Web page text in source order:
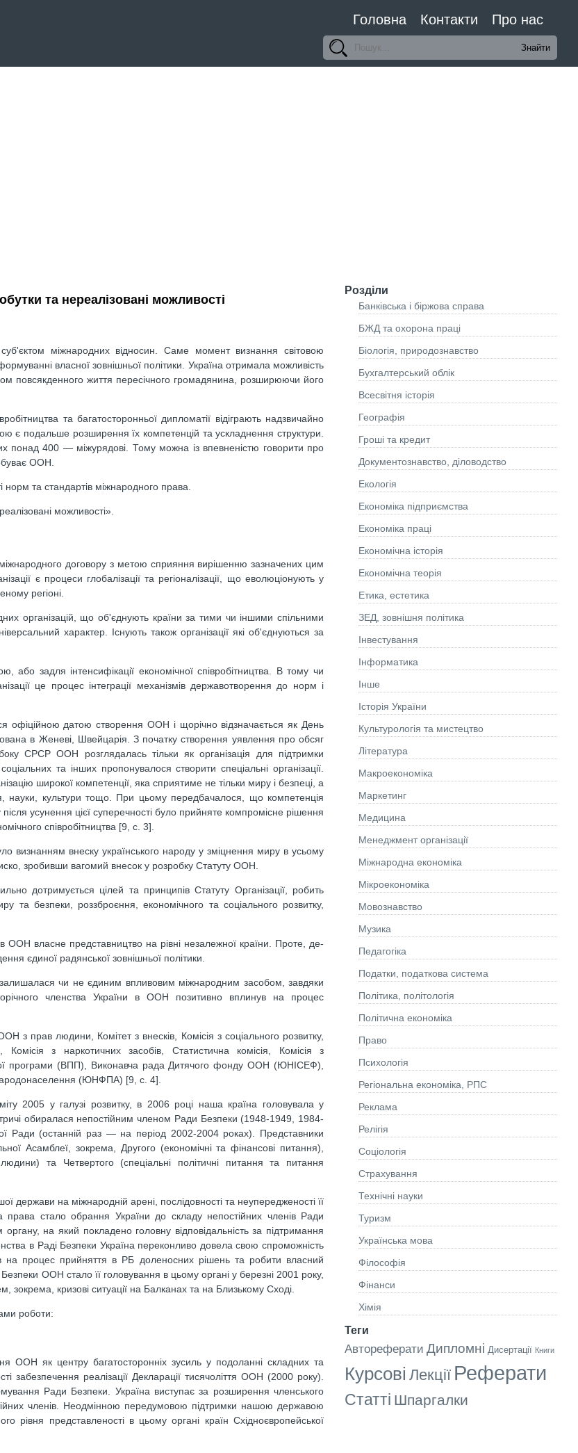
Головна Контакти Про нас
та нереалізовані можливості
міжнародних відносин. Саме момент визнання світовою
власної зовнішньої політики. Україна отримала можливість
повсякденного життя пересічного громадянина, розширюючи його
та багатосторонньої дипломатії відіграють надзвичайно
є подальше розширення їх компетенцій та ускладнення структури.
понад 400 — міжурядові. Тому можна із впевненістю говорити про
ООН.
норм та стандартів міжнародного права.
можливості».
договору з метою сприяння вирішенню зазначених цим
є процеси глобалізації та регіоналізації, що еволюціонують у
регіоні.
організацій, що об'єднують країни за тими чи іншими спільними
характер. Існують також організації які об'єднуються за
задля інтенсифікації економічної співробітництва. В тому чи
це процес інтеграції механізмів державотворення до норм і
датою створення ООН і щорічно відзначається як День
в Женеві, Швейцарія. З початку створення уявлення про обсяг
СРСР ООН розглядалась тільки як організація для підтримки
та інших пропонувалося створити спеціальні організації.
широкої компетенції, яка сприятиме не тільки миру і безпеці, а
науки, культури тощо. При цьому передбачалося, що компетенція
усунення цієї суперечності було прийняте компромісне рішення
співробітництва [9, с. 3].
внеску українського народу у зміцнення миру в усьому
зробивши вагомий внесок у розробку Статуту ООН.
дотримується цілей та принципів Статуту Організації, робить
та безпеки, роззброєння, економічного та соціального розвитку,
власне представництво на рівні незалежної країни. Проте, де-
єдиної радянської зовнішньої політики.
чи не єдиним впливовим міжнародним засобом, завдяки
членства України в ООН позитивно вплинув на процес
прав людини, Комітет з внесків, Комісія з соціального розвитку,
з наркотичних засобів, Статистична комісія, Комісія з
програми (ВПП), Виконавча рада Дитячого фонду ООН (ЮНІСЕФ),
(ЮНФПА) [9, с. 4].
2005 у галузі розвитку, в 2006 році наша країна головувала у
обиралася непостійним членом Ради Безпеки (1948-1949, 1984-
Ради (останній раз — на період 2002-2004 роках). Представники
Асамблеї, зокрема, Другого (економічні та фінансові питання),
та Четвертого (спеціальні політичні питання та питання
держави на міжнародній арені, послідовності та неупередженості її
права стало обрання України до складу непостійних членів Ради
на який покладено головну відповідальність за підтримання
в Раді Безпеки Україна переконливо довела свою спроможність
на процес прийняття в РБ доленосних рішень та робити власний
ООН стало її головування в цьому органі у березні 2001 року,
кризові ситуації на Балканах та на Близькому Сході.
роботи:
як центру багатосторонніх зусиль у подоланні складних та
забезпечення реалізації Декларації тисячоліття ООН (2000 року).
Ради Безпеки. Україна виступає за розширення членського
членів. Неодмінною передумовою підтримки нашою державою
представленості в цьому органі країн Східноєвропейської
Розділи
Банківська і біржова справа
БЖД та охорона праці
Біологія, природознавство
Бухгалтерський облік
Всесвітня історія
Географія
Гроші та кредит
Документознавство, діловодство
Екологія
Економіка підприємства
Економіка праці
Економічна історія
Економічна теорія
Етика, естетика
ЗЕД, зовнішня політика
Інвестування
Інформатика
Інше
Історія України
Культурологія та мистецтво
Літературa
Макроекономіка
Маркетинг
Медицина
Менеджмент організації
Міжнародна економіка
Мікроекономіка
Мовознавство
Музика
Педагогіка
Податки, податкова система
Політика, політологія
Політична економіка
Право
Психологія
Регіональна економіка, РПС
Реклама
Релігія
Соціологія
Страхування
Технічні науки
Туризм
Українська мова
Філософія
Фінанси
Хімія
Теги
Автореферати Дипломні Дисертації Книги
Курсові Лекції Реферати
Статті Шпаргалки